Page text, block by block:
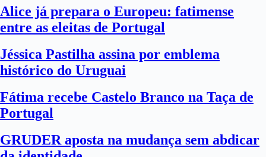
Alice já prepara o Europeu: fatimense
entre as eleitas de Portugal
Jéssica Pastilha assina por emblema
histórico do Uruguai
Fátima recebe Castelo Branco na Taça de
Portugal
GRUDER aposta na mudança sem abdicar